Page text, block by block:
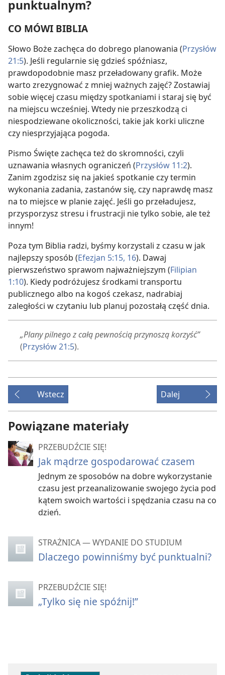
punktualnym?
CO MÓWI BIBLIA
Słowo Boże zachęca do dobrego planowania (Przysłów
21:5). Jeśli regularnie się gdzieś spóźniasz,
prawdopodobnie masz przeładowany grafik. Może
warto zrezygnować z mniej ważnych zajęć? Zostawiaj
sobie więcej czasu między spotkaniami i staraj się być
na miejscu wcześniej. Wtedy nie przeszkodzą ci
niespodziewane okoliczności, takie jak korki uliczne
czy niesprzyjająca pogoda.
Pismo Święte zachęca też do skromności, czyli
uznawania własnych ograniczeń (Przysłów 11:2).
Zanim zgodzisz się na jakieś spotkanie czy termin
wykonania zadania, zastanów się, czy naprawdę masz
na to miejsce w planie zajęć. Jeśli go przeładujesz,
przysporzysz stresu i frustracji nie tylko sobie, ale też
innym!
Poza tym Biblia radzi, byśmy korzystali z czasu w jak
najlepszy sposób (Efezjan 5:15, 16). Dawaj
pierwszeństwo sprawom najważniejszym (Filipian
1:10). Kiedy podróżujesz środkami transportu
publicznego albo na kogoś czekasz, nadrabiaj
zaległości w czytaniu lub planuj pozostałą część dnia.
„Plany pilnego z całą pewnością przynoszą korzyść”
(Przysłów 21:5).
Wstecz Dalej
Powiązane materiały
PRZEBUDŹCIE SIĘ!
Jak mądrze gospodarować czasem
Jednym ze sposobów na dobre wykorzystanie
czasu jest przeanalizowanie swojego życia pod
kątem swoich wartości i spędzania czasu na co
dzień.
STRAŻNICA — WYDANIE DO STUDIUM
Dlaczego powinniśmy być punktualni?
PRZEBUDŹCIE SIĘ!
„Tylko się nie spóźnij!”